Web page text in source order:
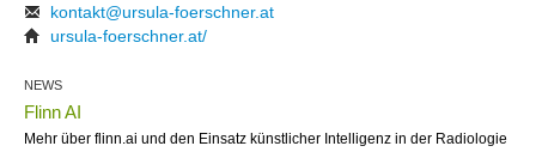
kontakt@ursula-foerschner.at
ursula-foerschner.at/
NEWS
Flinn AI
Mehr über flinn.ai und den Einsatz künstlicher Intelligenz in der Radiologie